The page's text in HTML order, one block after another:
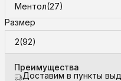
Ментол(27)
Размер
2(92)
Преимущества
Доставим в пункты